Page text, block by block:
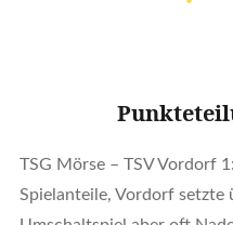
TSG Mörse – TSV Vordorf
Spielanteile, Vordorf setzte